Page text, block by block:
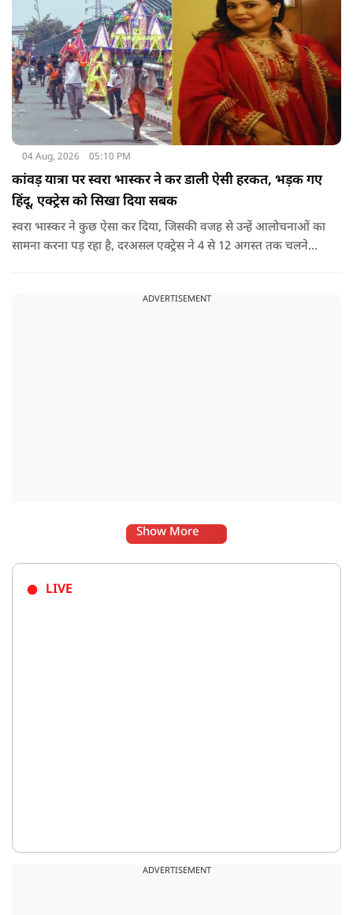
04 Aug, 2026 05:10 PM
कांवड़ यात्रा पर स्वरा भास्कर ने कर डाली ऐसी हरकत, भड़क गए
हिंदू, एक्ट्रेस को सिखा दिया सबक
स्वरा भास्कर ने कुछ ऐसा कर दिया, जिसकी वजह से उन्हें आलोचनाओं का
सामना करना पड़ रहा है, दरअसल एक्ट्रेस ने 4 से 12 अगस्त तक चलने
भास्कर ने अपनी भड़ास निकाली है.ADVERTISEMENT
Show More
LIVE
ADVERTISEMENT